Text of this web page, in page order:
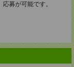
募が可能です。